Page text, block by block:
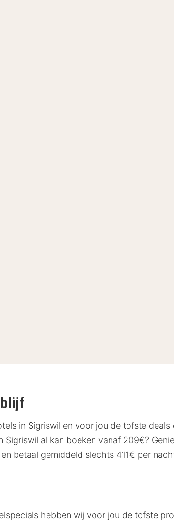
in Sigriswil en voor jou de tofste deals
al kan boeken vanaf 209€?
betaal gemiddeld slechts 411€ per
hebben wij voor jou de tofste